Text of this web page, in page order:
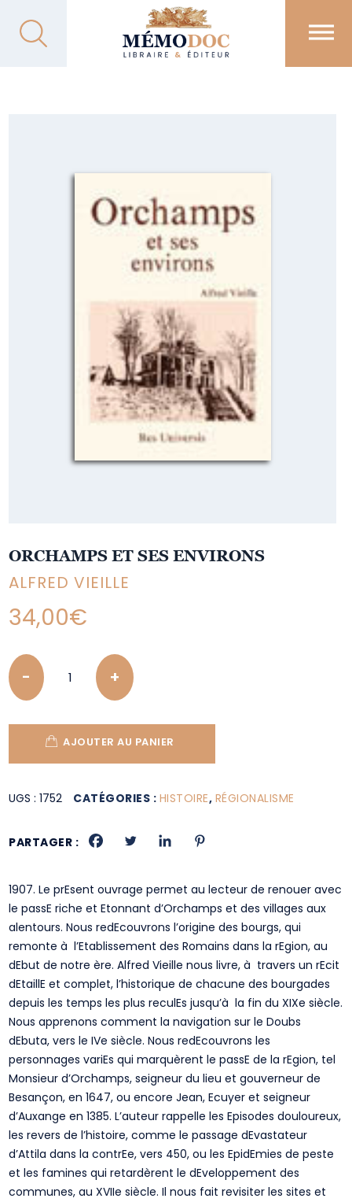
ORCHAMPS ET SES ENVIRONS
ALFRED VIEILLE
34,00€
Quantity
AJOUTER AU PANIER
UGS :1752 CATÉGORIES : HISTOIRE, RÉGIONALISME
PARTAGER :
1907. Le prEsent ouvrage permet au lecteur de renouer avec
le passE riche et Etonnant d’Orchamps et des villages aux
alentours. Nous redEcouvrons l’origine des bourgs, qui
remonte à l’Etablissement des Romains dans la rEgion, au
dEbut de notre ère. Alfred Vieille nous livre, à travers un rEcit
dEtaillE et complet, l’historique de chacune des bourgades
depuis les temps les plus reculEs jusqu’à la fin du XIXe siècle.
Nous apprenons comment la navigation sur le Doubs
dEbuta, vers le IVe siècle. Nous redEcouvrons les
personnages variEs qui marquèrent le passE de la rEgion, tel
Monsieur d’Orchamps, seigneur du lieu et gouverneur de
Besançon, en 1647, ou encore Jean, Ecuyer et seigneur
d’Auxange en 1385. L’auteur rappelle les Episodes douloureux,
les revers de l’histoire, comme le passage dEvastateur
d’Attila dans la contrEe, vers 450, ou les EpidEmies de peste
et les famines qui retardèrent le dEveloppement des
communes, au XVIIe siècle. Il nous fait revisiter les sites et